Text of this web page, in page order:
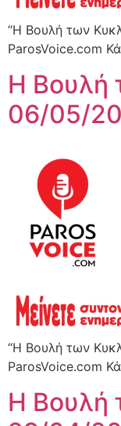
“Η Βουλή των
ParosVoice.com
Η Βουλή
06/05/
“Η Βουλή των
ParosVoice.com
Η Βουλή